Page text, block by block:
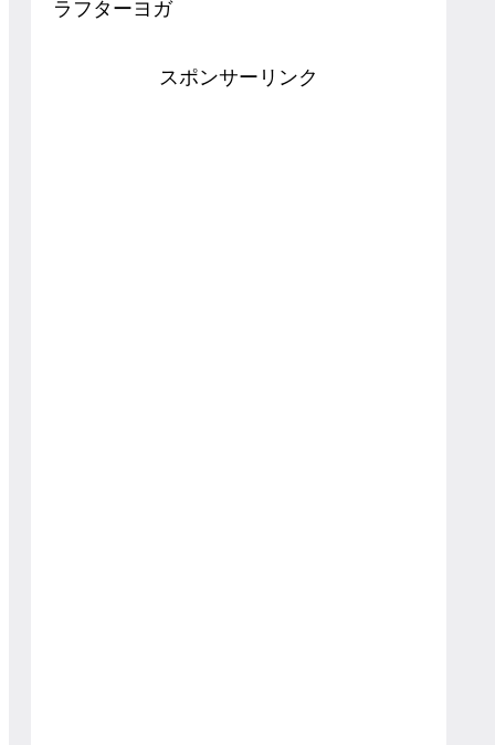
ラフターヨガ
スポンサーリンク